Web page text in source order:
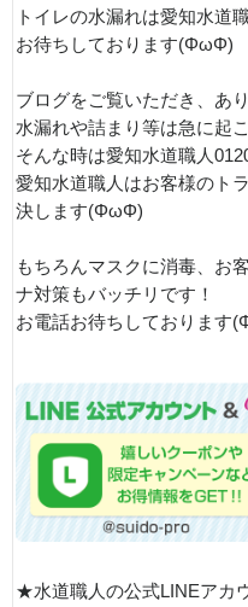
トイレの水漏れは愛知水道
お待ちしております(ΦωΦ)
ブログをご覧いただき、あ
水漏れや詰まり等は急に起
そんな時は愛知水道職人
愛知水道職人はお客様のト
決します(ΦωΦ)
もちろんマスクに消毒、お
ナ対策もバッチリです！
お電話お待ちしております
★水道職人の公式LINEアカ